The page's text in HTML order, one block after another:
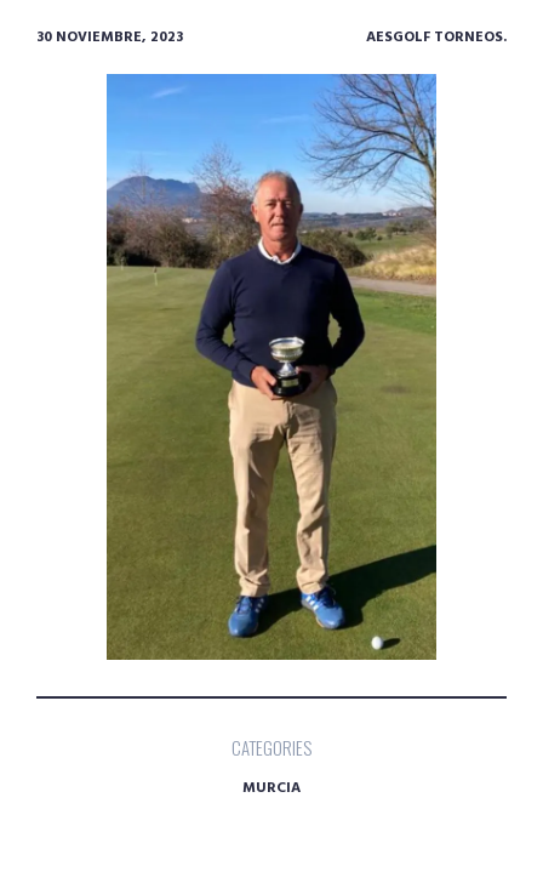
30 NOVIEMBRE, 2023 AESGOLF TORNEOS.
CATEGORIES
MURCIA